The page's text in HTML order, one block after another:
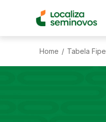
Home / Tabela Fipe